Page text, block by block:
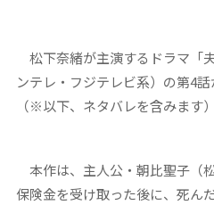
松下奈緒が主演するドラマ「
ンテレ・フジテレビ系）の第4話
（※以下、ネタバレを含みます）
本作は、主人公・朝比聖子（
保険金を受け取った後に、死ん